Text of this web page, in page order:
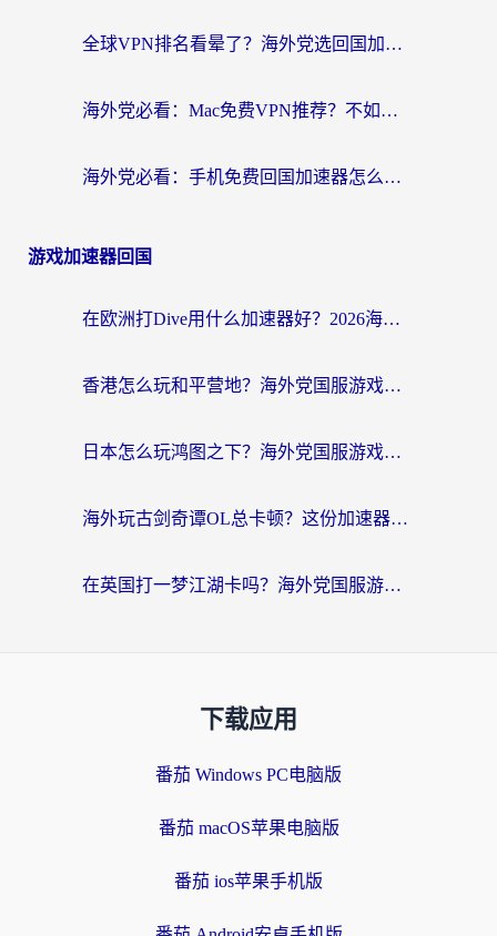
全球VPN排名看晕了？海外党选回国加速器的实用指南（附真实对比）
海外党必看：Mac免费VPN推荐？不如选对回国加速器，秒连国内资源不踩坑
海外党必看：手机免费回国加速器怎么选？3个维度帮你避开坑，无缝刷国内资源
游戏加速器回国
在欧洲打Dive用什么加速器好？2026海外玩家国服游戏加速全攻略
香港怎么玩和平营地？海外党国服游戏加速全攻略（附地铁逃生流放之路手游解决方案）
日本怎么玩鸿图之下？海外党国服游戏畅玩指南（附黎明觉醒RO爱国服解决方案）
海外玩古剑奇谭OL总卡顿？这份加速器选择指南帮你找回国服丝滑体验
在英国打一梦江湖卡吗？海外党国服游戏不卡顿的终极解决方案
下载应用
番茄 Windows PC电脑版
番茄 macOS苹果电脑版
番茄 ios苹果手机版